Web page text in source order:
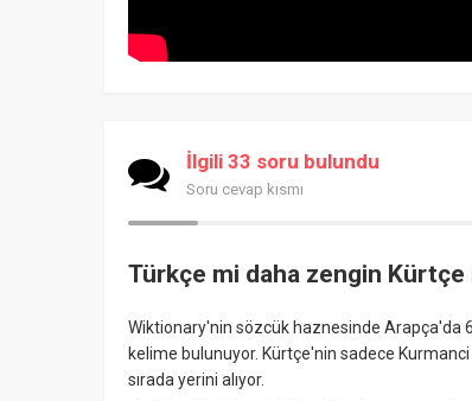
İlgili 33 soru bulundu
Soru cevap kısmı
Türkçe mi daha zengin Kürtçe
Wiktionary'nin sözcük haznesinde Arapça'da
kelime bulunuyor. Kürtçe'nin sadece
sırada yerini alıyor.